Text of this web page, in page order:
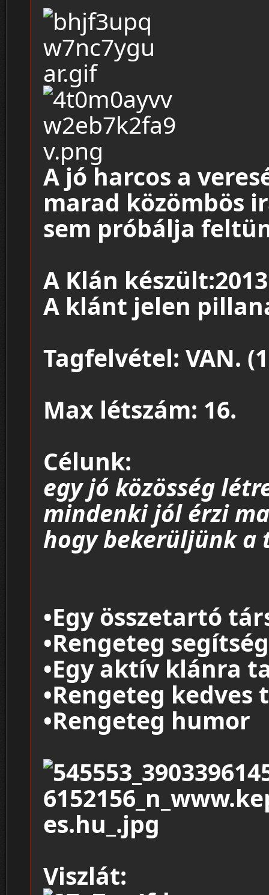
A jó harcos a
marad közömbös
sem próbálja
A Klán
A klánt jelen
Tagfelvétel: VAN.
Max létszám: 16.
Célunk:
egy jó közösség
mindenki jól érzi
hogy bekerüljünk a
•Egy összetartó
•Rengeteg
•Egy aktív klánra
•Rengeteg
•Rengeteg humor
Viszlát: